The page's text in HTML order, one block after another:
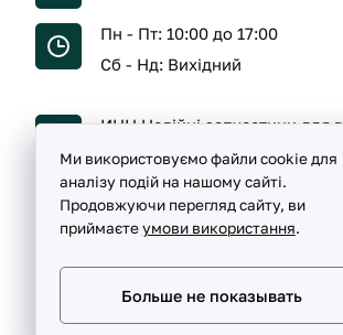
Пн - Пт: 10:00 до 17:00
Сб - Нд: Вихідний
ИНН Надійні запчастини для
Ми використовуємо файли cookie для
аналізу подій на нашому сайті.
Продовжуючи перегляд сайту, ви
приймаєтеумови використання.
Больше не показывать